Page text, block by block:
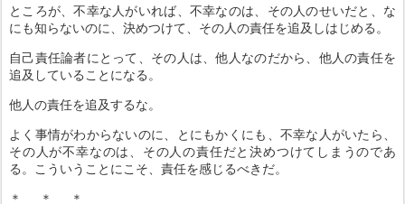
ところが、不幸な人がいれば、不幸なのは、その人のせいだと、な
にも知らないのに、決めつけて、その人の責任を追及しはじめる。
自己責任論者にとって、その人は、他人なのだから、他人の責任を
追及していることになる。
他人の責任を追及するな。
よく事情がわからないのに、とにもかくにも、不幸な人がいたら、
その人が不幸なのは、その人の責任だと決めつけてしまうのであ
る。こういうことにこそ、責任を感じるべきだ。
＊ ＊ ＊